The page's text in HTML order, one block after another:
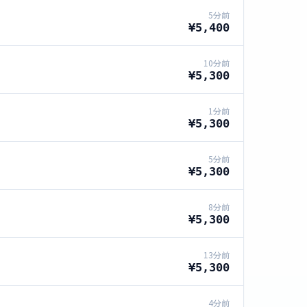
5分前
¥5,400
10分前
¥5,300
1分前
¥5,300
5分前
¥5,300
8分前
¥5,300
13分前
¥5,300
4分前